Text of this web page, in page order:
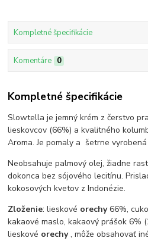
Kompletné špecifikácie
Komentáre 0
Kompletné špecifikácie
Slowtella je jemný krém z čerstvo
lieskovcov (66%) a kvalitného
Aroma. Je pomaly a šetrne
Neobsahuje palmový olej, žiadne
dokonca bez sójového lecitínu.
kokosových kvetov z Indonézie.
Zloženie: lieskové orechy66%,
kakaové maslo, kakaový prášok 6%
lieskové orechy, môže obsahovať